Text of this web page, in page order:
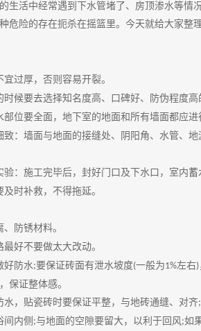
活中经常遇到下水管堵了、房顶渗水等情
危险的存在扼杀在摇篮里。今天就给大家整
过厚，否则容易开裂。
候要去选择知名度高、口碑好、防伪程度高
位要全面，地下室的地面和所有墙面都应进
致：墙面与地面的接缝处、阴阳角、水管、
验：施工完毕后，封好门口及下水口，室内蓄
时补救，不得拖延。
防锈材料。
好不要做太大改动。
好防水;要保证砖面有泄水坡度(一般为1%左右)
保证整体感。
水，贴瓷砖时要保证平整，与地砖通缝、对齐;
间内侧 ;与地面的空隙要留大，以利于回风;如